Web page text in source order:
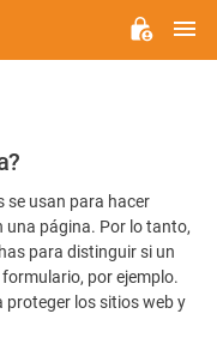
se usan para hacer
página. Por lo tanto,
para distinguir si un
por ejemplo.
los sitios web y